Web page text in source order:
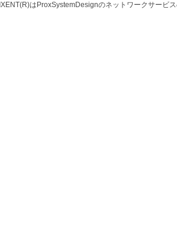
IXENT(R)はProxSystemDesignのネットワークサービ